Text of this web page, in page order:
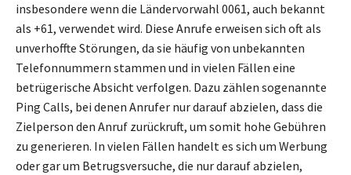
insbesondere wenn die Ländervorwahl 0061, auch bekannt
als +61, verwendet wird. Diese Anrufe erweisen sich oft als
unverhoffte Störungen, da sie häufig von unbekannten
Telefonnummern stammen und in vielen Fällen eine
betrügerische Absicht verfolgen. Dazu zählen sogenannte
Ping Calls, bei denen Anrufer nur darauf abzielen, dass die
Zielperson den Anruf zurückruft, um somit hohe Gebühren
zu generieren. In vielen Fällen handelt es sich um Werbung
oder gar um Betrugsversuche, die nur darauf abzielen,